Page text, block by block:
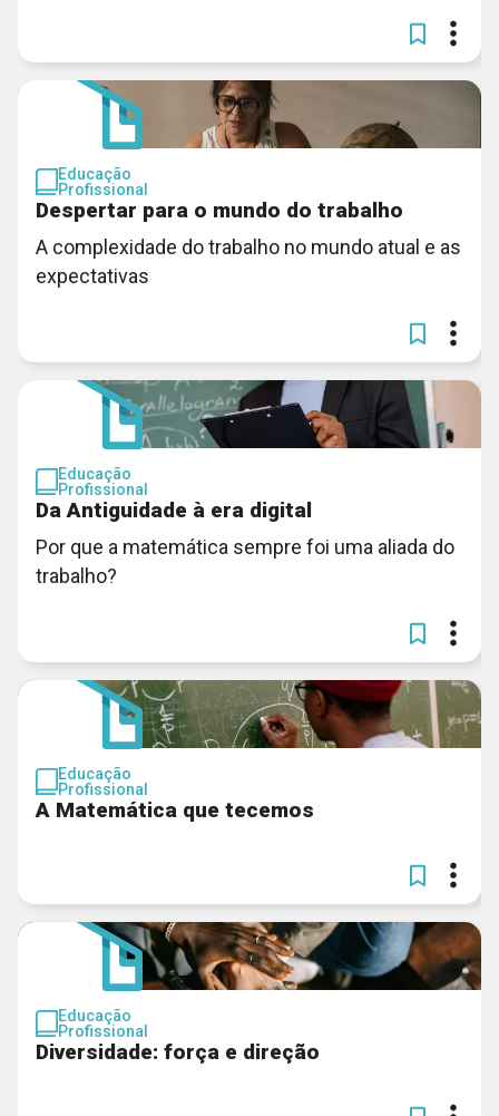
Educação
Profissional
Despertar para o mundo do trabalho
A complexidade do trabalho no mundo atual e as
expectativas
Educação
Profissional
Da Antiguidade à era digital
Por que a matemática sempre foi uma aliada do
trabalho?
Educação
Profissional
A Matemática que tecemos
Educação
Profissional
Diversidade: força e direção